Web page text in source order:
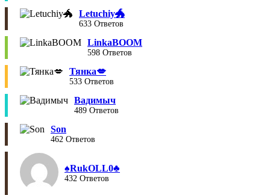
Letuchiy🐲
633 Ответов
LinkaBOOM
598 Ответов
Тянка💋
533 Ответов
Вадимыч
489 Ответов
Son
462 Ответов
♠︎RukOLL0♣︎
432 Ответов